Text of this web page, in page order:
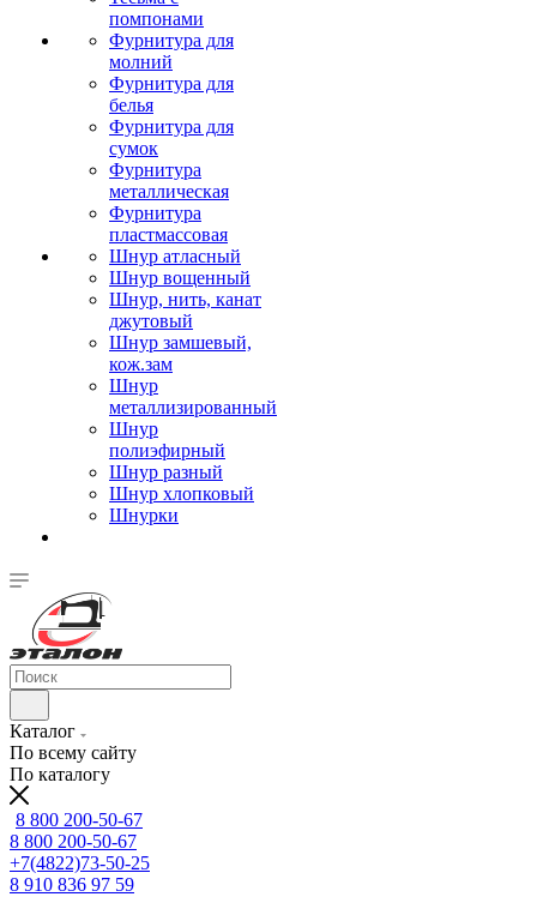
помпонами
Фурнитура для
молний
Фурнитура для
белья
Фурнитура для
сумок
Фурнитура
металлическая
Фурнитура
пластмассовая
Шнур атласный
Шнур вощенный
Шнур, нить, канат
джутовый
Шнур замшевый,
кож.зам
Шнур
металлизированный
Шнур
полиэфирный
Шнур разный
Шнур хлопковый
Шнурки
Каталог
По всему сайту
По каталогу
8 800 200-50-67
8 800 200-50-67
+7(4822)73-50-25
8 910 836 97 59